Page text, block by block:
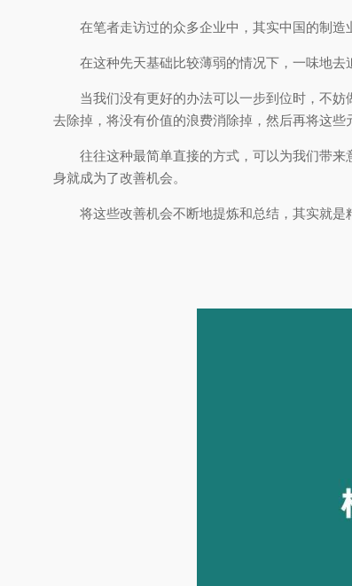
在笔者走访过的众多企业中，其实中国的制造
在这种先天基础比较薄弱的情况下，一味地去
当我们没有更好的办法可以一步到位时，不
去除掉，将没有价值的浪费消除掉，然后再将这
往往这种最简单直接的方式，可以为我们带
身就成为了改善机会。
将这些改善机会不断地提炼和总结，其实就是